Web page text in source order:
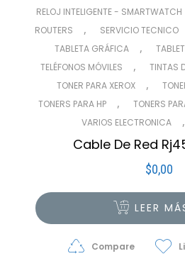
RELOJ INTELIGENTE - SMARTWATCH
ROUTERS , SERVICIO TECNICO
TABLETA GRÁFICA ,
TELÉFONOS MÓVILES , TINTAS
TONER PARA XEROX ,
TONERS PARA HP , TONERS
VARIOS ELECTRONICA ,
Cable De Red
$0,00
LEER
Compare